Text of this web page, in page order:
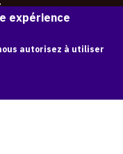
l'Art.
expérience
autorisez à utiliser